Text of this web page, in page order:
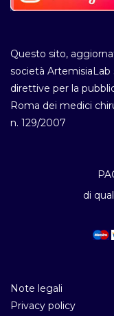
Questo sito,
società ArtemisiaLab
direttive per la
Roma dei medici
n. 129/2007
di
Note legali
Privacy policy